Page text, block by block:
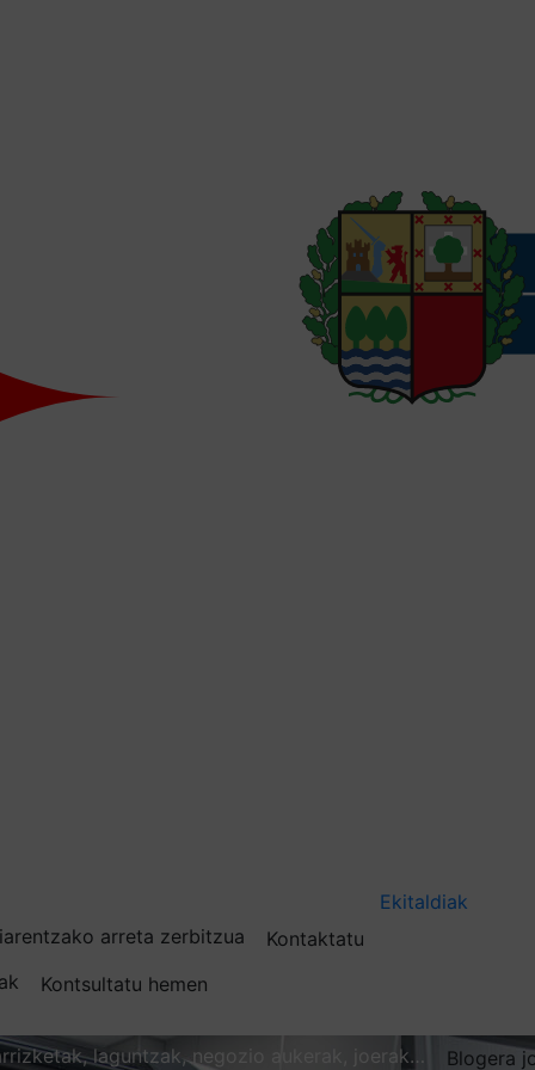
arreta zerbitzua
Kontaktatu
Kontsultatu hemen
Ekitaldiak
laguntzak, negozio aukerak, joerak… Blogera